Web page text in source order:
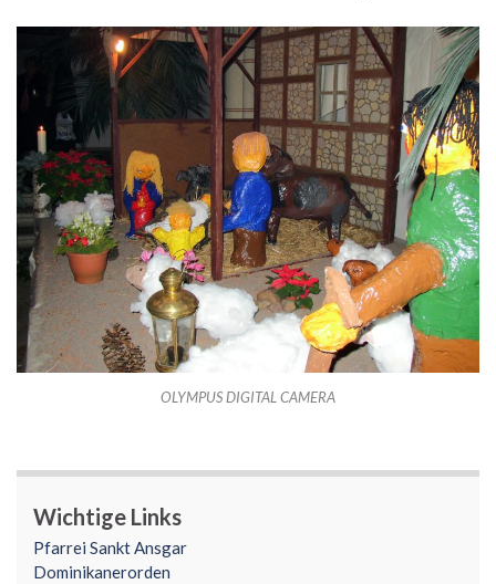
OLYMPUS DIGITAL CAMERA
Wichtige Links
Pfarrei Sankt Ansgar
Dominikanerorden